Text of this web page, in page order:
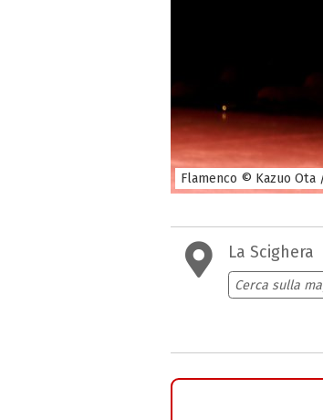
Flamenco © Kazuo Ota
La Scighera
Cerca sulla